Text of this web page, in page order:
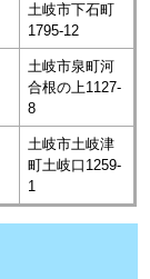
土岐市下石町
1795-12
土岐市泉町河
合根の上1127-
8
土岐市土岐津
町土岐口1259-
1